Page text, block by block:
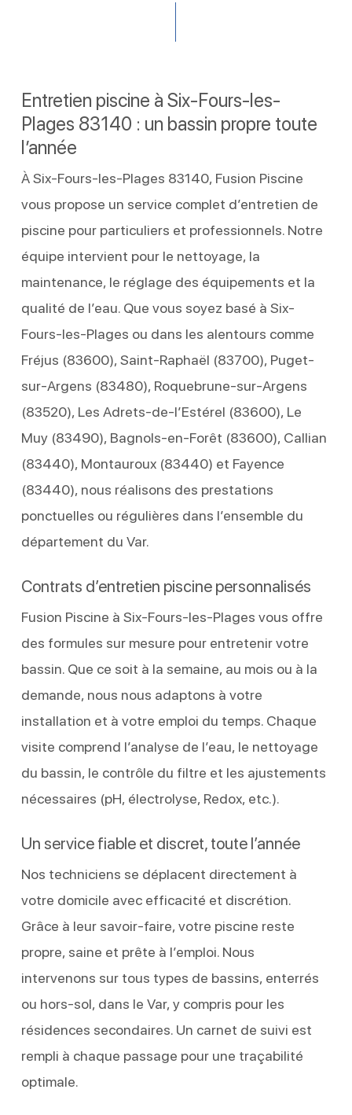
Entretien piscine à Six-Fours-les-
Plages 83140 : un bassin propre toute
l’année
À Six-Fours-les-Plages 83140, Fusion Piscine
vous propose un service complet d’entretien de
piscine pour particuliers et professionnels. Notre
équipe intervient pour le nettoyage, la
maintenance, le réglage des équipements et la
qualité de l’eau. Que vous soyez basé à Six-
Fours-les-Plages ou dans les alentours comme
Fréjus (83600), Saint-Raphaël (83700), Puget-
sur-Argens (83480), Roquebrune-sur-Argens
(83520), Les Adrets-de-l’Estérel (83600), Le
Muy (83490), Bagnols-en-Forêt (83600), Callian
(83440), Montauroux (83440) et Fayence
(83440), nous réalisons des prestations
ponctuelles ou régulières dans l’ensemble du
département du Var.
Contrats d’entretien piscine personnalisés
Fusion Piscine à Six-Fours-les-Plages vous offre
des formules sur mesure pour entretenir votre
bassin. Que ce soit à la semaine, au mois ou à la
demande, nous nous adaptons à votre
installation et à votre emploi du temps. Chaque
visite comprend l’analyse de l’eau, le nettoyage
du bassin, le contrôle du filtre et les ajustements
nécessaires (pH, électrolyse, Redox, etc.).
Un service fiable et discret, toute l’année
Nos techniciens se déplacent directement à
votre domicile avec efficacité et discrétion.
Grâce à leur savoir-faire, votre piscine reste
propre, saine et prête à l’emploi. Nous
intervenons sur tous types de bassins, enterrés
ou hors-sol, dans le Var, y compris pour les
résidences secondaires. Un carnet de suivi est
rempli à chaque passage pour une traçabilité
optimale.